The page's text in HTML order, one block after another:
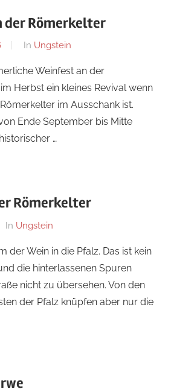
der Römerkelter
Von
In Ungstein
Weinfest an der
Herbst ein kleines Revival wenn
im Ausschank ist.
Ende September bis Mitte
…
Römerkelter
Von
In Ungstein
der Wein in die Pfalz. Das ist kein
die hinterlassenen Spuren
nicht zu übersehen. Von den
der Pfalz knüpfen aber nur die